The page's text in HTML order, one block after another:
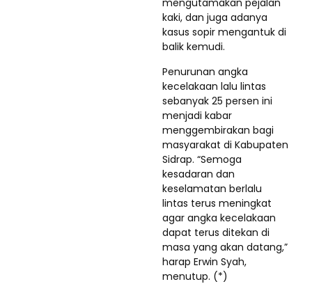
mengutamakan pejalan
kaki, dan juga adanya
kasus sopir mengantuk di
balik kemudi.
Penurunan angka
kecelakaan lalu lintas
sebanyak 25 persen ini
menjadi kabar
menggembirakan bagi
masyarakat di Kabupaten
Sidrap. “Semoga
kesadaran dan
keselamatan berlalu
lintas terus meningkat
agar angka kecelakaan
dapat terus ditekan di
masa yang akan datang,”
harap Erwin Syah,
menutup. (*)